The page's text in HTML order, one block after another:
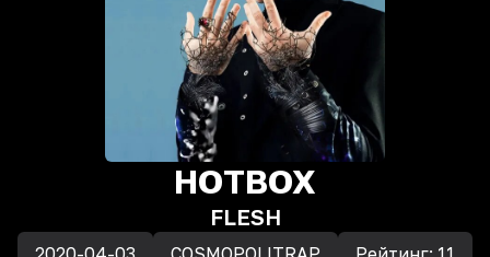
HOTBOX
FLESH